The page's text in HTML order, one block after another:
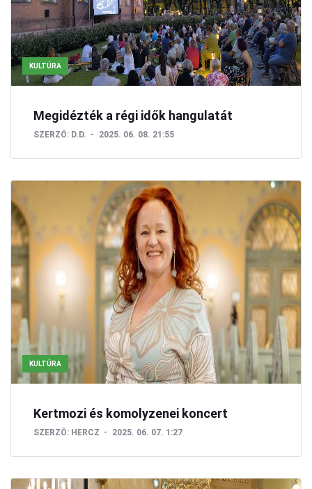
KULTÚRA
Megidézték a régi idők hangulatát
SZERZŐ: D.D. 2025. 06. 08. 21:55
KULTÚRA
Kertmozi és komolyzenei koncert
SZERZŐ: HERCZ 2025. 06. 07. 1:27